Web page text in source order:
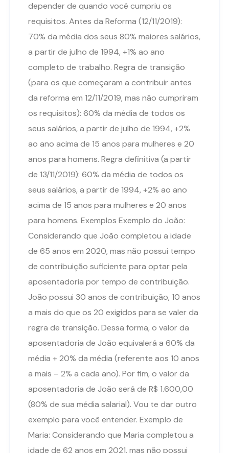
depender de quando você cumpriu os
requisitos. Antes da Reforma (12/11/2019):
70% da média dos seus 80% maiores salários,
a partir de julho de 1994, +1% ao ano
completo de trabalho. Regra de transição
(para os que começaram a contribuir antes
da reforma em 12/11/2019, mas não cumpriram
os requisitos): 60% da média de todos os
seus salários, a partir de julho de 1994, +2%
ao ano acima de 15 anos para mulheres e 20
anos para homens. Regra definitiva (a partir
de 13/11/2019): 60% da média de todos os
seus salários, a partir de 1994, +2% ao ano
acima de 15 anos para mulheres e 20 anos
para homens. Exemplos Exemplo do João:
Considerando que João completou a idade
de 65 anos em 2020, mas não possui tempo
de contribuição suficiente para optar pela
aposentadoria por tempo de contribuição.
João possui 30 anos de contribuição, 10 anos
a mais do que os 20 exigidos para se valer da
regra de transição. Dessa forma, o valor da
aposentadoria de João equivalerá a 60% da
média + 20% da média (referente aos 10 anos
a mais – 2% a cada ano). Por fim, o valor da
aposentadoria de João será de R$ 1.600,00
(80% de sua média salarial). Vou te dar outro
exemplo para você entender. Exemplo de
Maria: Considerando que Maria completou a
idade de 62 anos em 2021, mas não possui